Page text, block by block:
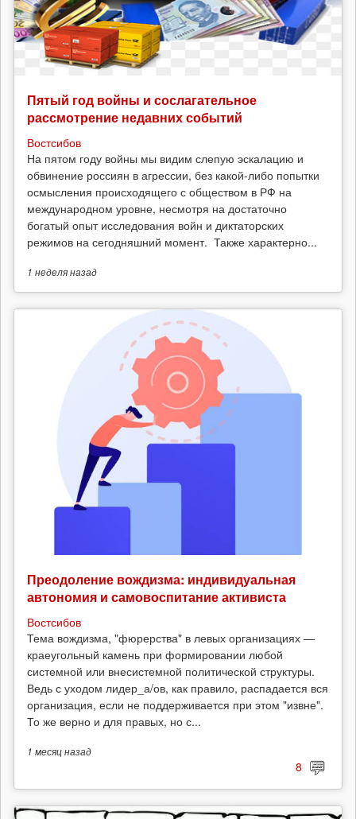
Пятый год войны и сослагательное
рассмотрение недавних событий
Востсибов
На пятом году войны мы видим слепую эскалацию и
обвинение россиян в агрессии, без какой-либо попытки
осмысления происходящего с обществом в РФ на
международном уровне, несмотря на достаточно
богатый опыт исследования войн и диктаторских
режимов на сегодняшний момент. Также характерно...
1 неделяназад
Преодоление вождизма: индивидуальная
автономия и самовоспитание активиста
Востсибов
Тема вождизма, "фюрерства" в левых организациях —
краеугольный камень при формировании любой
системной или внесистемной политической структуры.
Ведь с уходом лидер_а/ов, как правило, распадается вся
организация, если не поддерживается при этом "извне".
То же верно и для правых, но с...
1 месяцназад
8